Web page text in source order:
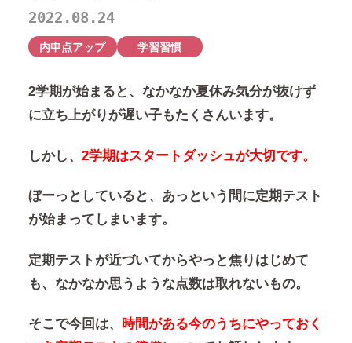
2022.08.24
内申点アップ 学習習慣
2学期が始まると、なかなか夏休み気分が抜けず
に立ち上がりが遅い子もたくさんいます。
しかし、 2学期はスタートダッシュが大切です。
ぼーっとしていると、あっという間に定期テスト
が始まってしまいます。
定期テストが近づいてからやっと焦りはじめて
も、なかなか思うような点数は取れないもの。
そこで今回は、 時間がある今のうちにやっておく